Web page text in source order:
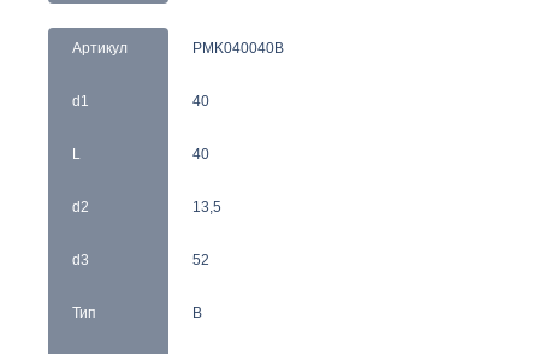
Артикул
d1
L
d2
d3
Тип
PMK040040B
40
40
13,5
52
B